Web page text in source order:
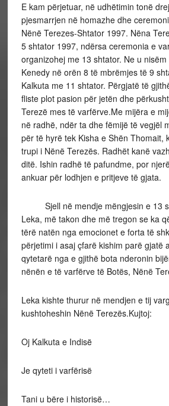
E kam përjetuar, në udhëtimin tonë
pjesmarrjen në homazhe dhe
Nënë Terezes-Shtator 1997. Nëna
5 shtator 1997, ndërsa ceremonia e
organizohej me 13 shtator. Ne u
Kenedy në orën 8 të mbrëmjes të 9
Kalkuta me 11 shtator. Përgjatë të
fliste plot pasion për jetën dhe
Terezë mes të varfërve.Me mijëra e
në radhë, ndër ta dhe fëmijë të vegjël
për të hyrë tek Kisha e Shën Thomait,
trupi i Nënë Terezës. Radhët kanë
ditë. Ishin radhë të pafundme, por
ankuar për lodhjen e pritjeve të gjata.
Sjell në mendje mëngjesin e 13
Leka, më takon dhe më tregon se ka
tërë natën nga emocionet e forta të
përjetimi i asaj çfarë kishim parë gjatë
qytetarë nga e gjithë bota nderonin
nënën e të varfërve të Botës, Nënë
Leka kishte thurur në mendjen e tij
kushtoheshin Nënë Terezës.Kujtoj:
Oj Kalkuta e Indisë
Je qyteti i varfërisë
Tani u bëre i historisë…